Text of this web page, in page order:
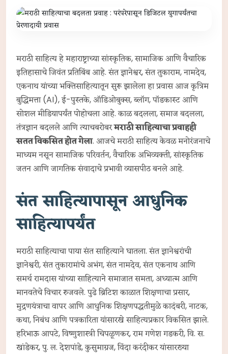
मराठी साहित्य हे महाराष्ट्राच्या सांस्कृतिक, सामाजिक आणि वैचारिक
इतिहासाचे जिवंत प्रतिबिंब आहे. संत ज्ञानेश्वर, संत तुकाराम, नामदेव,
एकनाथ यांच्या भक्तिसाहित्यातून सुरू झालेला हा प्रवास आज कृत्रिम
बुद्धिमत्ता (AI), ई-पुस्तके, ऑडिओबुक्स, ब्लॉग, पॉडकास्ट आणि
सोशल मीडियापर्यंत पोहोचला आहे. काळ बदलला, समाज बदलला,
तंत्रज्ञान बदलले आणि त्याचबरोबरमराठी साहित्याचा प्रवाहही
सतत विकसित होत गेला. आजचे मराठी साहित्य केवळ मनोरंजनाचे
माध्यम नसून सामाजिक परिवर्तन, वैचारिक अभिव्यक्ती, सांस्कृतिक
जतन आणि जागतिक संवादाचे प्रभावी व्यासपीठ बनले आहे.
संत साहित्यापासून आधुनिक
साहित्यापर्यंत
मराठी साहित्याचा पाया संत साहित्याने घातला. संत ज्ञानेश्वरांची
ज्ञानेश्वरी, संत तुकारामांचे अभंग, संत नामदेव, संत एकनाथ आणि
समर्थ रामदास यांच्या साहित्याने समाजात समता, अध्यात्म आणि
मानवतेचे विचार रुजवले. पुढे ब्रिटिश काळात शिक्षणाचा प्रसार,
मुद्रणयंत्राचा वापर आणि आधुनिक शिक्षणपद्धतीमुळे कादंबरी, नाटक,
कथा, निबंध आणि पत्रकारिता यांसारखे साहित्यप्रकार विकसित झाले.
हरिभाऊ आपटे, विष्णुशास्त्री चिपळूणकर, राम गणेश गडकरी, वि. स.
खांडेकर, पु. ल. देशपांडे, कुसुमाग्रज, विंदा करंदीकर यांसारख्या